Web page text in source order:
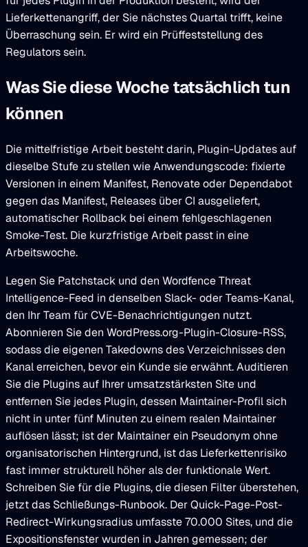
Lieferkettenangriff, der Sie nächstes Quartal trifft, keine
Überraschung sein. Er wird ein Prüffeststellung des
Regulators sein.
Was Sie diese Woche tatsächlich tun
können
Die mittelfristige Arbeit besteht darin, Plugin-Updates auf
dieselbe Stufe zu stellen wie Anwendungscode: fixierte
Versionen in einem Manifest, Renovate oder Dependabot
gegen das Manifest, Releases über CI ausgeliefert,
automatischer Rollback bei einem fehlgeschlagenen
Smoke-Test. Die kurzfristige Arbeit passt in eine
Arbeitswoche.
Legen Sie Patchstack und den Wordfence Threat
Intelligence-Feed in denselben Slack- oder Teams-Kanal,
den Ihr Team für CVE-Benachrichtigungen nutzt.
Abonnieren Sie den WordPress.org-Plugin-Closure-RSS,
sodass die eigenen Takedowns des Verzeichnisses den
Kanal erreichen, bevor ein Kunde sie erwähnt. Auditieren
Sie die Plugins auf Ihrer umsatzstärksten Site und
entfernen Sie jedes Plugin, dessen Maintainer-Profil sich
nicht in unter fünf Minuten zu einem realen Maintainer
auflösen lässt; ist der Maintainer ein Pseudonym ohne
organisatorischen Hintergrund, ist das Lieferkettenrisiko
fast immer strukturell höher als der funktionale Wert.
Schreiben Sie für die Plugins, die diesen Filter überstehen,
jetzt das Schließungs-Runbook. Der Quick-Page-Post-
Redirect-Wirkungsradius umfasste 70.000 Sites, und die
Expositionsfenster wurden in Jahren gemessen; der